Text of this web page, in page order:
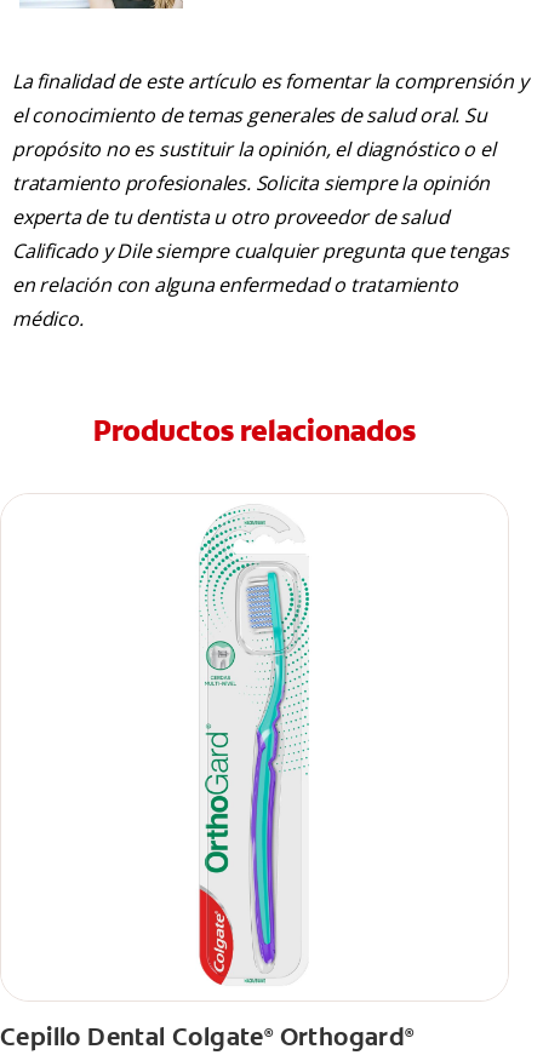
La finalidad de este artículo es fomentar la comprensión y
el conocimiento de temas generales de salud oral. Su
propósito no es sustituir la opinión, el diagnóstico o el
tratamiento profesionales. Solicita siempre la opinión
experta de tu dentista u otro proveedor de salud
Calificado y Dile siempre cualquier pregunta que tengas
en relación con alguna enfermedad o tratamiento
médico.
Productos relacionados
Cepillo Dental Colgate®Orthogard®